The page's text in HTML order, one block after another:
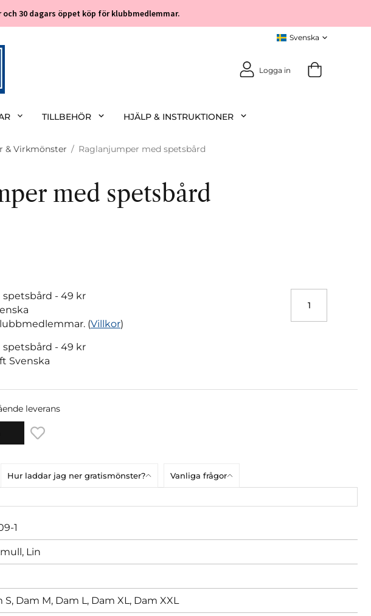
30 dagars öppet köp för klubbmedlemmar.
Logga in
TILLBEHÖR HJÄLP & INSTRUKTIONER
& Virkmönster / Raglanjumper med spetsbård
med spetsbård
- 49 kr
(Villkor)
- 49 kr
Svenska
leverans
Hur laddar jag ner gratismönster? Vanliga frågor
1
Lin
S, Dam M, Dam L, Dam XL, Dam XXL